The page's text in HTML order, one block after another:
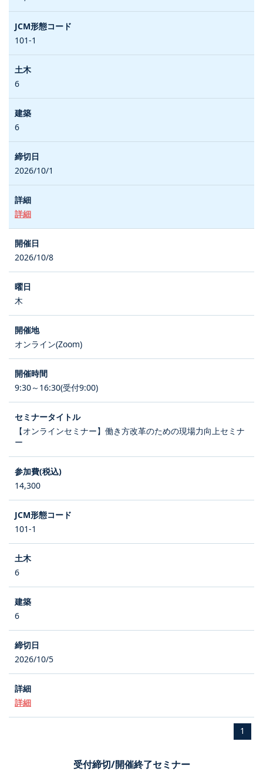
101-1
6
6
2026/10/1
詳細
2026/10/8
木
オンライン(Zoom)
9:30～16:30(受付9:00)
【オンラインセミナー】働き方改革のための現場力向上セミナ
ー
14,300
101-1
6
6
2026/10/5
詳細
1
受付締切/開催終了セミナー